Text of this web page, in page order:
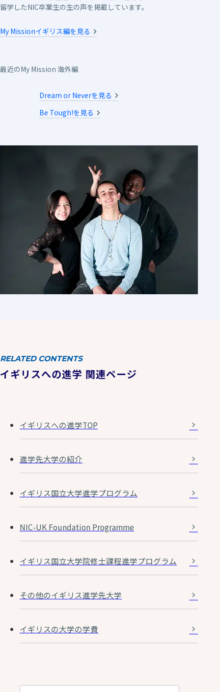
留学したNIC卒業生の生の声を掲載しています。
My Missionイギリス編を見る
最近のMy Mission 海外編
Dream or Neverを見る
Be Tough!を見る
RELATED CONTENTS
イギリスへの進学 関連ページ
イギリスへの進学TOP
進学先大学の紹介
イギリス国立大学進学プログラム
NIC-UK Foundation Programme
イギリス国立大学院修士課程進学プログラム
その他のイギリス進学先大学
イギリスの大学の学費